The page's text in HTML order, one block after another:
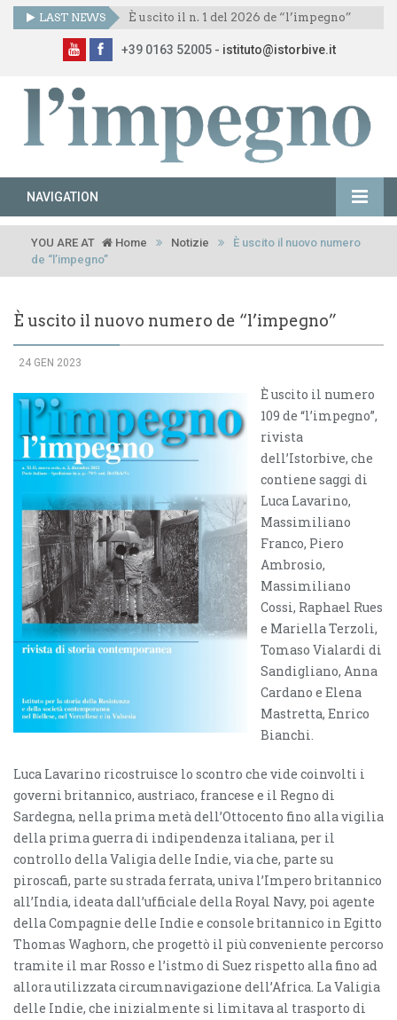
LAST NEWS È uscito il n. 1 del 2026 de “l’impegno”
+39 0163 52005 - istituto@istorbive.it
NAVIGATION
YOU ARE AT Home Notizie
È uscito il nuovo numero
de “l’impegno”
È uscito il nuovo numero de “l’impegno”
24 GEN 2023
È uscito il numero
109 de “l’impegno”,
rivista
dell’Istorbive, che
contiene saggi di
Luca Lavarino,
Massimiliano
Franco, Piero
Ambrosio,
Massimiliano
Cossi, Raphael Rues
e Mariella Terzoli,
Tomaso Vialardi di
Sandigliano, Anna
Cardano e Elena
Mastretta, Enrico
Bianchi.
Luca Lavarino ricostruisce lo scontro che vide coinvolti i
governi britannico, austriaco, francese e il Regno di
Sardegna, nella prima metà dell’Ottocento fino alla vigilia
della prima guerra di indipendenza italiana, per il
controllo della Valigia delle Indie, via che, parte su
piroscafi, parte su strada ferrata, univa l’Impero britannico
all’India, ideata dall’ufficiale della Royal Navy, poi agente
della Compagnie delle Indie e console britannico in Egitto
Thomas Waghorn, che progettò il più conveniente percorso
tramite il mar Rosso e l’istmo di Suez rispetto alla fino ad
allora utilizzata circumnavigazione dell’Africa. La Valigia
delle Indie, che inizialmente si limitava al trasporto di